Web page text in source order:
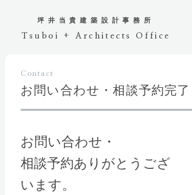
坪井当貴建築設計事務所
Tsuboi + Architects Office
Contact
お問い合わせ・相談予約完了
お問い合わせ・
相談予約ありがとうござ
います。